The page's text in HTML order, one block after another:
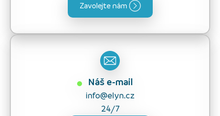
Zavolejte nám
Náš e-mail
info@elyn.cz
24/7